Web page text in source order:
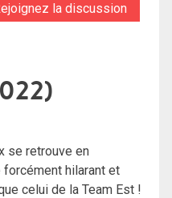
la discussion
se retrouve en
hilarant et
celui de la Team Est !